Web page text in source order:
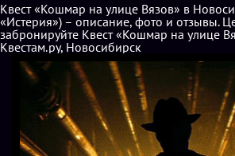
Квест «Кошмар на улице Вязов» в
«Истерия») – описание, фото и отзывы.
забронируйте Квест «Кошмар на улице
Квестам.ру, Новосибирск